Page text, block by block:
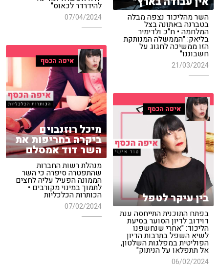
להידרדר לכאוס"
07/04/2024 השר מהליכוד נצפה מבלה
בטברנה באתונה בצל
המלחמה • ח"כ ולדימיר
בליאק: "הממשלה המנותקת
הזו ממשיכה לחגוג על
חשבוננו"
21/03/2024 איפה הכסף
מיכל רוזנבוים
ביקרה בחריפות את
השר דוד אמסלם
מנהלת רשות החברות
שהתפטרה סיפרה כי השר
הממונה הפעיל עליה לחצים
לתמוך במינוי מקורבים •
הכותרות הכלכליות
07/02/2024
איפה הכסף
בין עיקר לטפל
בפתח התוכנית התייחסה ענת
דוידוב לדיון הסוער בסיעת
הליכוד: "אחרי שנחשפנו
לשיא השפל בתרבות הדיון
הפוליטית במפלגות השלטון,
אל תתפלאו על הניתוק"
06/02/2024